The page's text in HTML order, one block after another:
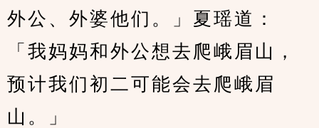
外公、外婆他们。」夏瑶道：
「我妈妈和外公想去爬峨眉山，
预计我们初二可能会去爬峨眉
山。」